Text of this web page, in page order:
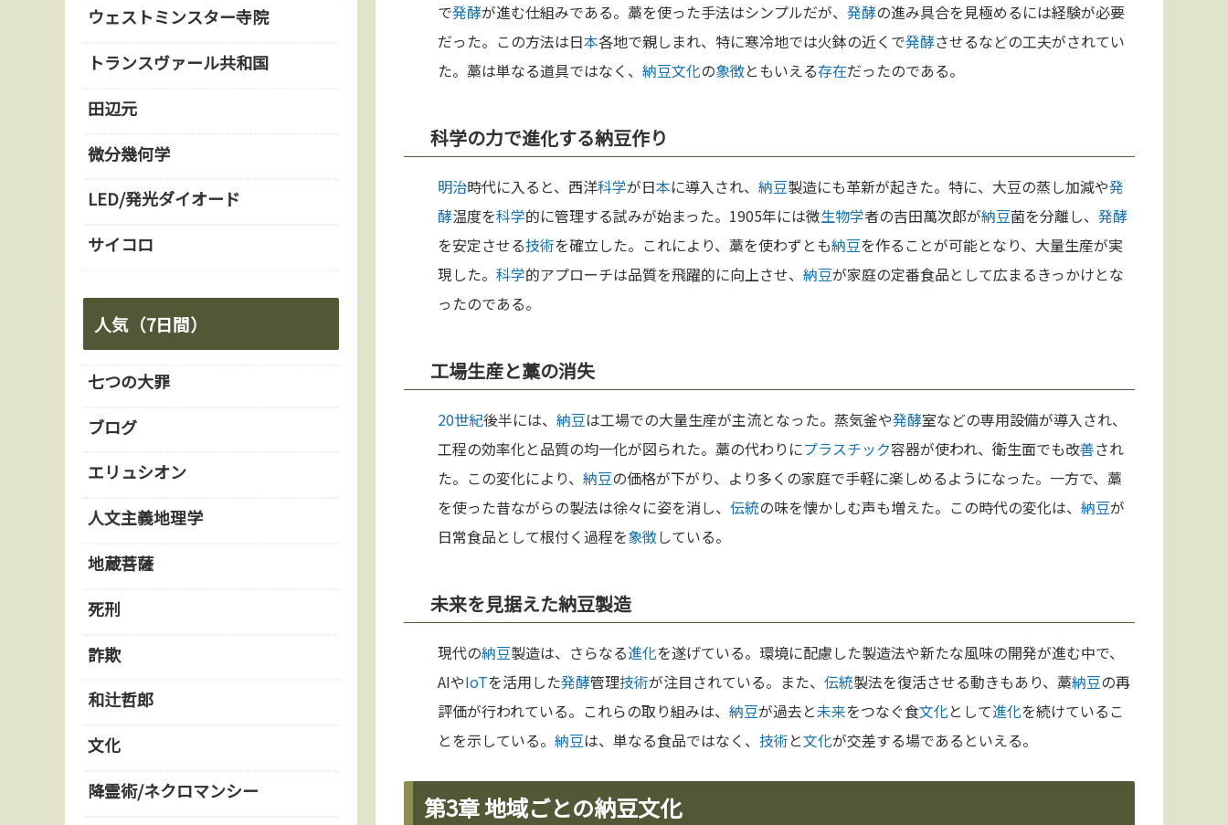
で発酵が進む仕組みである。藁を使った手法はシンプルだが、 発酵の進み具合を見極めるには経験が必要
だった。この方法は日本各地で親しまれ、特に寒冷地では火鉢の近くで発酵させるなどの工夫がされてい
た。藁は単なる道具ではなく、 納豆文化の象徴ともいえる存在だったのである。
科学の力で進化する納豆作り
明治時代に入ると、西洋科学が日本に導入され、 納豆製造にも革新が起きた。特に、大豆の蒸し加減や発
酵温度を科学的に管理する試みが始まった。1905年には微生物学者の吉田萬次郎が納豆菌を分離し、 発酵
を安定させる技術を確立した。これにより、藁を使わずとも納豆を作ることが可能となり、大量生産が実
現した。 科学的アプローチは品質を飛躍的に向上させ、 納豆が家庭の定番食品として広まるきっかけとな
ったのである。
工場生産と藁の消失
20世紀後半には、 納豆は工場での大量生産が主流となった。蒸気釜や発酵室などの専用設備が導入され、
工程の効率化と品質の均一化が図られた。藁の代わりにプラスチック容器が使われ、衛生面でも改善され
た。この変化により、 納豆の価格が下がり、より多くの家庭で手軽に楽しめるようになった。一方で、藁
を使った昔ながらの製法は徐々に姿を消し、 伝統の味を懐かしむ声も増えた。この時代の変化は、 納豆が
日常食品として根付く過程を象徴している。
未来を見据えた納豆製造
現代の納豆製造は、さらなる進化を遂げている。環境に配慮した製造法や新たな風味の開発が進む中で、
AIやIoTを活用した発酵管理技術が注目されている。また、 伝統製法を復活させる動きもあり、藁納豆の再
評価が行われている。これらの取り組みは、 納豆が過去と未来をつなぐ食文化として進化を続けているこ
とを示している。 納豆は、単なる食品ではなく、 技術と文化が交差する場であるといえる。
第3章 地域ごとの納豆文化
ウェストミンスター寺院
トランスヴァール共和国
田辺元
微分幾何学
LED/発光ダイオード
サイコロ
人気（7日間）
七つの大罪
ブログ
エリュシオン
人文主義地理学
地蔵菩薩
死刑
詐欺
和辻哲郎
文化
降霊術/ネクロマンシー